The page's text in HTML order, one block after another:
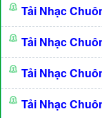
Tải Nhạc
Tải Nhạc
Tải Nhạc
Tải Nhạc